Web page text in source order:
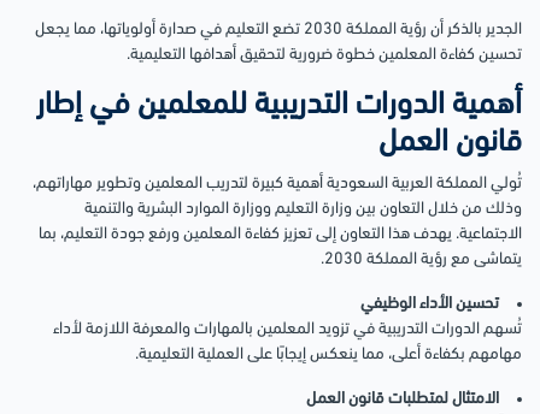
الجدير بالذكر أن رؤية المملكة 2030 تضع التعليم في صدارة أولوياتها، مما يجعل
تحسين كفاءة المعلمين خطوة ضرورية لتحقيق أهدافها التعليمية.
أهمية الدورات التدريبية للمعلمين في إطار
قانون العمل
تُولي المملكة العربية السعودية أهمية كبيرة لتدريب المعلمين وتطوير مهاراتهم،
وذلك من خلال التعاون بين وزارة التعليم ووزارة الموارد البشرية والتنمية
الاجتماعية. يهدف هذا التعاون إلى تعزيز كفاءة المعلمين ورفع جودة التعليم، بما
يتماشى مع رؤية المملكة 2030.
تحسين الأداء الوظيفي
تُسهم الدورات التدريبية في تزويد المعلمين بالمهارات والمعرفة اللازمة لأداء
مهامهم بكفاءة أعلى، مما ينعكس إيجابًا على العملية التعليمية.
الامتثال لمتطلبات قانون العمل